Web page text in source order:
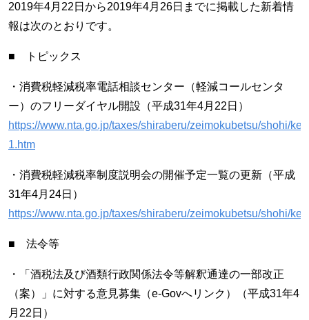
2019年4月22日から2019年4月26日までに掲載した新着情
報は次のとおりです。
■ トピックス
・消費税軽減税率電話相談センター（軽減コールセンタ
ー）のフリーダイヤル開設（平成31年4月22日）
https://www.nta.go.jp/taxes/shiraberu/zeimokubetsu/shohi/
1.htm
・消費税軽減税率制度説明会の開催予定一覧の更新（平成
31年4月24日）
https://www.nta.go.jp/taxes/shiraberu/zeimokubetsu/shohi/
■ 法令等
・「酒税法及び酒類行政関係法令等解釈通達の一部改正
（案）」に対する意見募集（e-Govへリンク）（平成31年4
月22日）